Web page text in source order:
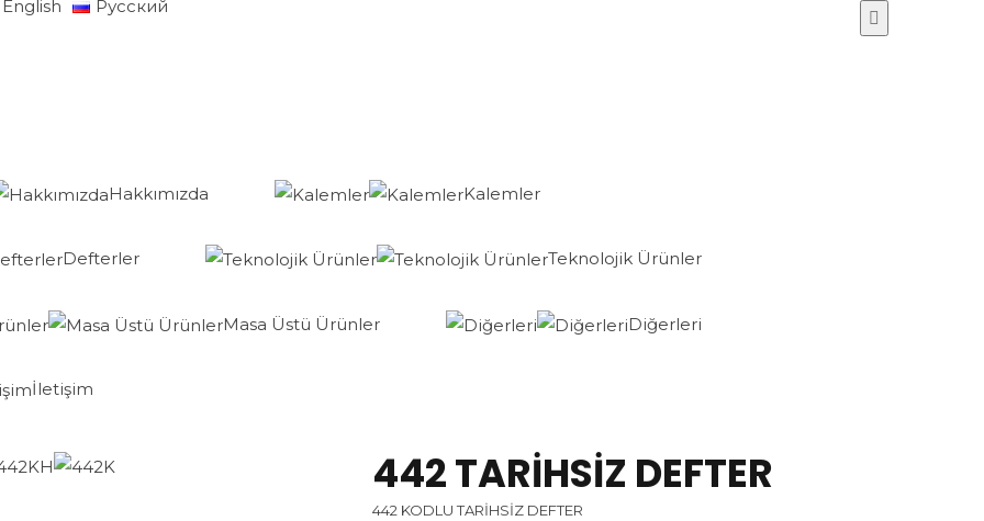
English Русский
Hakkımızda Kalemler
Defterler Teknolojik Ürünler
Masa Üstü Ürünler Diğerleri
İletişim
442 TARİHSİZ DEFTER
442 KODLU TARİHSİZ DEFTER